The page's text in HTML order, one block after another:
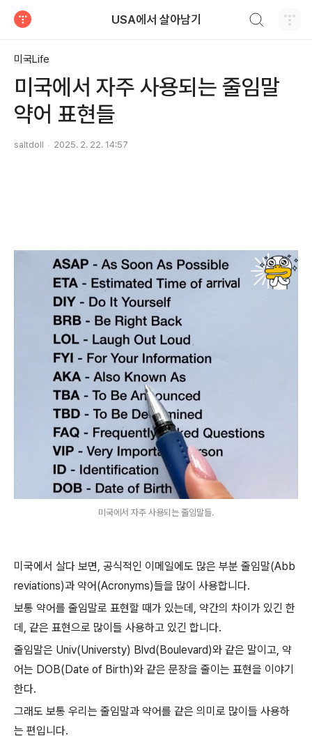
USA에서 살아남기
미국Life
미국에서 자주 사용되는 줄임말
약어 표현들
saltdoll 2025. 2. 22. 14:57
미국에서 자주 사용되는 줄임말들.
미국에서 살다 보면, 공식적인 이메일에도 많은 부분 줄임말(Abb
reviations)과 약어(Acronyms)들을 많이 사용합니다.
보통 약어를 줄임말로 표현할 때가 있는데, 약간의 차이가 있긴 한
데, 같은 표현으로 많이들 사용하고 있긴 합니다.
줄임말은 Univ(Universty) Blvd(Boulevard)와 같은 말이고, 약
어는 DOB(Date of Birth)와 같은 문장을 줄이는 표현을 이야기
한다.
그래도 보통 우리는 줄임말과 약어를 같은 의미로 많이들 사용하
는 편입니다.